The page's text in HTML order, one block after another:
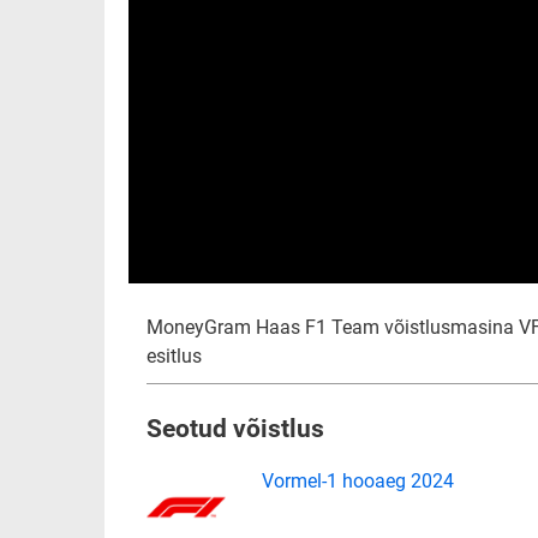
MoneyGram Haas F1 Team võistlusmasina
esitlus
Seotud võistlus
Vormel-1 hooaeg 2024